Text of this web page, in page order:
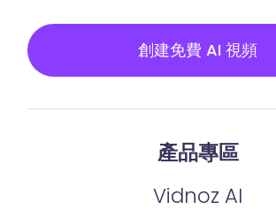
創建免費 AI 視頻
產品專區
Vidnoz AI